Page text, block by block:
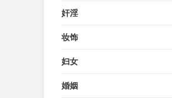
奸淫
妆饰
妇女
婚姻